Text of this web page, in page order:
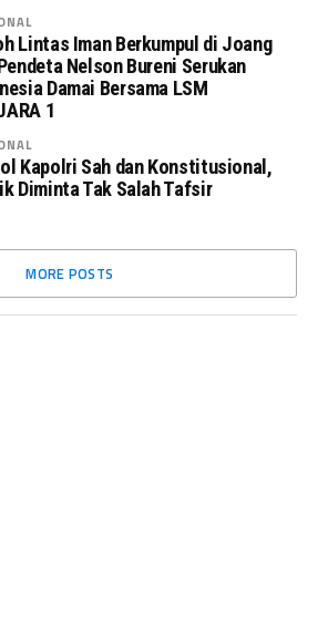
Lintas Iman Berkumpul di Joang
Nelson Bureni Serukan
Damai Bersama LSM
1
Kapolri Sah dan Konstitusional,
Diminta Tak Salah Tafsir
MORE POSTS